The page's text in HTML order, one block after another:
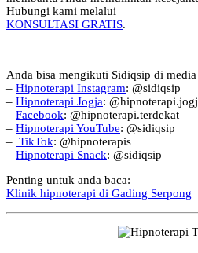
Hubungi kami melalui
KONSULTASI GRATIS.
Anda bisa mengikuti Sidiqsip di
– Hipnoterapi Instagram: @sidiqsip
– Hipnoterapi Jogja:
– Facebook: @hipnoterapi.terdekat
– Hipnoterapi YouTube: @sidiqsip
– TikTok: @hipnoterapis
– Hipnoterapi Snack: @sidiqsip
Penting untuk anda baca:
Klinik hipnoterapi di Gading Serpong